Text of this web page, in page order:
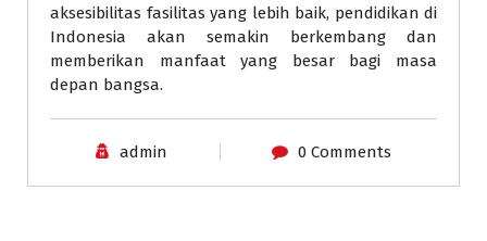
aksesibilitas fasilitas yang lebih baik, pendidikan di
Indonesia akan semakin berkembang dan
memberikan manfaat yang besar bagi masa
depan bangsa.
admin 0 Comments